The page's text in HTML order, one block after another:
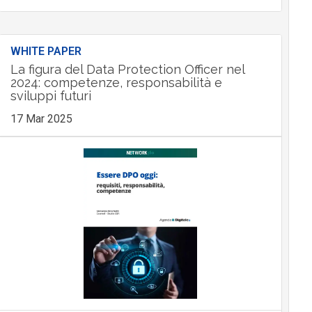
WHITE PAPER
La figura del Data Protection Officer nel
2024: competenze, responsabilità e
sviluppi futuri
17 Mar 2025